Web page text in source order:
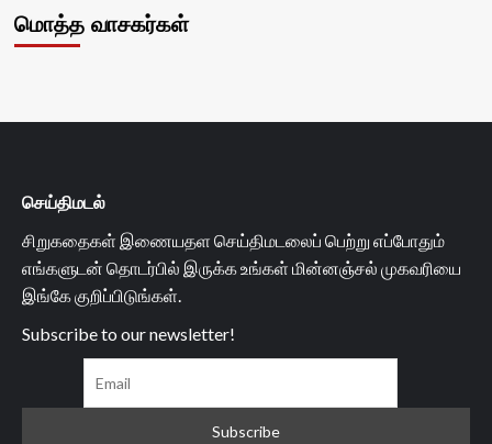
மொத்த வாசகர்கள்
செய்திமடல்
சிறுகதைகள் இணையதள செய்திமடலைப் பெற்று எப்போதும்
எங்களுடன் தொடர்பில் இருக்க உங்கள் மின்னஞ்சல் முகவரியை
இங்கே குறிப்பிடுங்கள்.
Subscribe to our newsletter!